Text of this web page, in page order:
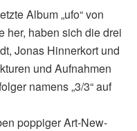
Album „ufo“ von
her, haben sich die drei
Jonas Hinnerkort und
und Aufnahmen
namens „3/3“ auf
poppiger Art-New-